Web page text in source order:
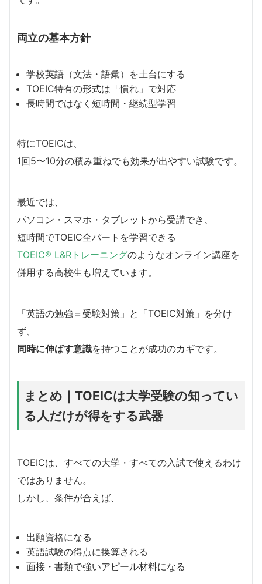
両立の基本方針
学校英語（文法・語彙）を土台にする
TOEIC特有の形式は「慣れ」で対応
長時間ではなく短時間・継続型学習
特にTOEICは、
1回5〜10分の積み重ねでも効果が出やすい試験です。
最近では、
パソコン・スマホ・タブレットから受講でき、
短時間でTOEIC全パートを学習できる
TOEIC® L&Rトレーニングのようなオンライン講座を
併用する高校生も増えています。
「英語の勉強＝受験対策」と「TOEIC対策」を分け
ず、
同時に伸ばす意識を持つことが成功のカギです。
まとめ｜TOEICは大学受験の知ってい
る人だけが得をする武器
TOEICは、すべての大学・すべての入試で使えるわけ
ではありません。
しかし、条件が合えば、
出願資格になる
英語試験の得点に換算される
面接・書類で強いアピール材料になる